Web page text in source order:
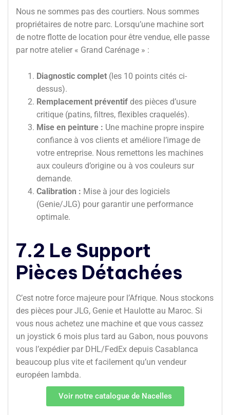
Nous ne sommes pas des courtiers. Nous sommes
propriétaires de notre parc. Lorsqu’une machine sort
de notre flotte de location pour être vendue, elle passe
par notre atelier « Grand Carénage » :
Diagnostic complet (les 10 points cités ci-
dessus).
Remplacement préventif des pièces d’usure
critique (patins, filtres, flexibles craquelés).
Mise en peinture : Une machine propre inspire
confiance à vos clients et améliore l’image de
votre entreprise. Nous remettons les machines
aux couleurs d’origine ou à vos couleurs sur
demande.
Calibration : Mise à jour des logiciels
(Genie/JLG) pour garantir une performance
optimale.
7.2 Le Support
Pièces Détachées
C’est notre force majeure pour l’Afrique. Nous stockons
des pièces pour JLG, Genie et Haulotte au Maroc. Si
vous nous achetez une machine et que vous cassez
un joystick 6 mois plus tard au Gabon, nous pouvons
vous l’expédier par DHL/FedEx depuis Casablanca
beaucoup plus vite et facilement qu’un vendeur
européen lambda.
Voir notre catalogue de Nacelles